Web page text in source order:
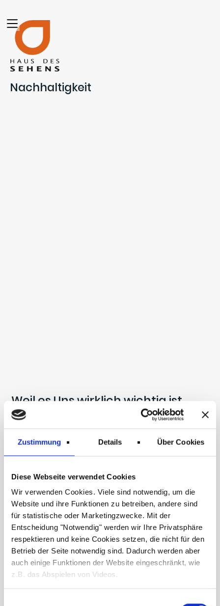
Zustimmung Details Über Cookies
Diese Webseite verwendet Cookies
Wir verwenden Cookies. Viele sind notwendig, um die
Website und ihre Funktionen zu betreiben, andere sind
für statistische oder Marketingzwecke. Mit der
Entscheidung "Notwendig" werden wir Ihre Privatsphäre
respektieren und keine Cookies setzen, die nicht für den
Betrieb der Seite notwendig sind. Dadurch werden aber
auch einige Funktionen der Website eingeschränkt, wie
z.B. das Abspielen von Videos.
Nachhaltigkeit
Weil es Uns wirklich wichtig ist
Nachhaltigkeit ist für uns keine Modeerscheinung, sondern eine
Herzensangelegenheit, die wir seit über zehn Jahren konsequent
verfolgen. Wir arbeiten ausschließlich mit Herstellern zusammen, die
unseren selbst entwickelten Ethikfragebogen ausfüllen und
unterzeichnen. Dabei achten wir auf faire Produktionsbedingungen,
Unsere Brillengläser werden – bis auf wenige Ausnahmen – in
Qualität zu sichern.
Auch im Alltag setzen wir auf Nachhaltigkeit: Wir bieten regionale
Produkte an, wie Kaffee von der Rösterei um die Ecke, Kekse aus
Deutschland und Biomilch für den Kundenkaffee. Für unsere Events
gibt es ebenfalls ausschließlich regionale Getränke. Rechnungen
stellen wir Dir als E-Rechnung aus, und unser Geschäft arbeitet so
papierlos wie möglich. Zudem sammeln wir alte Brillen, um sie einer
sinnvollen Weiterverwendung zuzuführen.